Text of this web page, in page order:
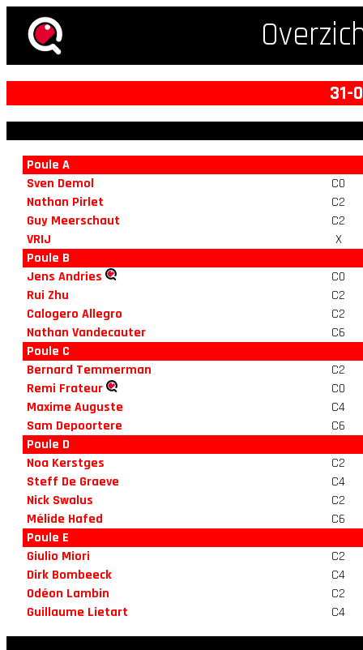
31-
Poule A
Sven Demol
C0
Nathan Pirlet
C2
Guy Meerschaut
C2
VRIJ
X
Poule B
Jens Andries
C0
Rui Zhu
C2
Calogero Allegro
C2
Nathan Vandecauter
C6
Poule C
Bernard Temmerman
C2
Remi Frateur
C0
Maxime Auguste
C4
Sam Depoortere
C6
Poule D
Noa Kerstges
C2
Steff De Graeve
C4
Nick Swalus
C2
Mélide Hafed
C6
Poule E
Giulio Miori
C2
Dirk Bombeeck
C4
Odéon Lambin
C2
Guillaume Lietart
C4